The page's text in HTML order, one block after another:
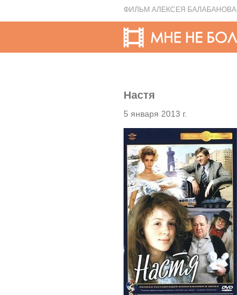
ФИЛЬМ АЛЕКСЕЯ БАЛАБАНОВА
Настя
5 января 2013 г.